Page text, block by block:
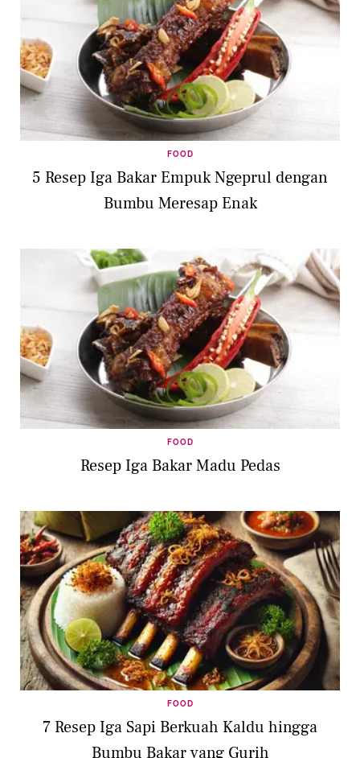
FOOD
5 Resep Iga Bakar Empuk Ngeprul dengan
Bumbu Meresap Enak
FOOD
Resep Iga Bakar Madu Pedas
FOOD
7 Resep Iga Sapi Berkuah Kaldu hingga
Bumbu Bakar yang Gurih